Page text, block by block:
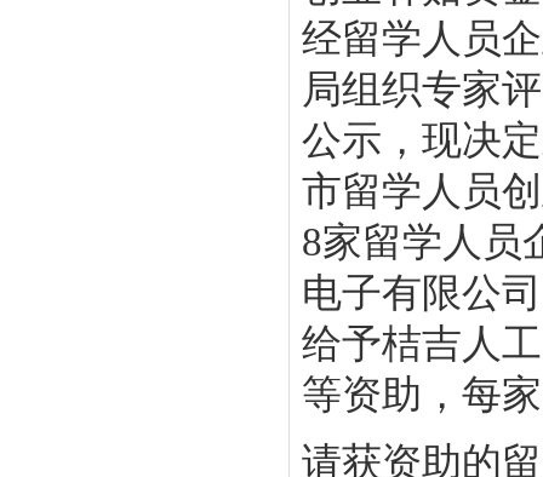
经留学人员
局组织专家
公示，现决
市留学人员
8家留学人员
电子有限公
给予桔吉人
等资助，每
请获资助的